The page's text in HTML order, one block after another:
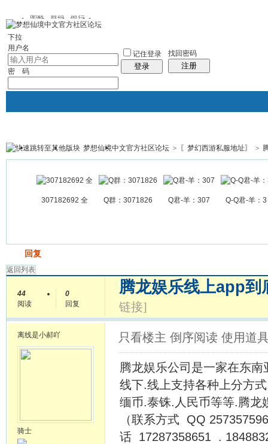
图酷 群组 银行
下拉
用户名
密 码
记住登录
登录
找回密码
注册
银行 群组聚合 我的空间
帖子
梦想仙境中文官方社区论坛 > 〖梦幻西游私服地址〗 >
307182692 全 Q群：3071826 Q君-羊：307 Q-Q君-羊：3
回复
返回列表
44
阅读
0
回复
腾龙娱乐线上app
链接]
离线是小郝吖
骑士
只看楼主 倒序阅读 使用道
腾龙娱乐公司是一家在东
线下.线上支持各种上分方
缅币.泰铢.人民币等等.腾
（联系方式 QQ
话 17287358651 .